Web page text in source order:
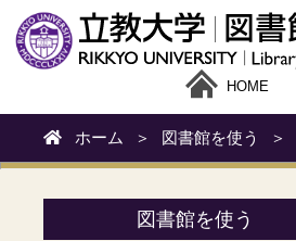
HOME
ホーム ＞ 図書館を使う ＞
図書館を使う